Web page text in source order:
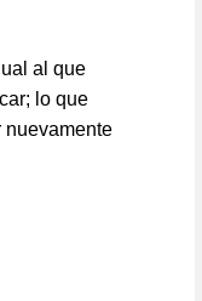
al que
lo que
nuevamente